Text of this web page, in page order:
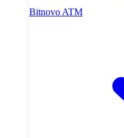
Bitnovo ATM